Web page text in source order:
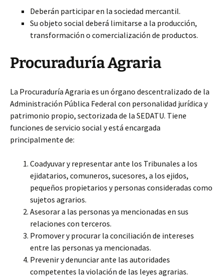
Deberán participar en la sociedad mercantil.
Su objeto social deberá limitarse a la producción,
transformación o comercialización de productos.
Procuraduría Agraria
La Procuraduría Agraria es un órgano descentralizado de la
Administración Pública Federal con personalidad jurídica y
patrimonio propio, sectorizada de la SEDATU. Tiene
funciones de servicio social y está encargada
principalmente de:
Coadyuvar y representar ante los Tribunales a los
ejidatarios, comuneros, sucesores, a los ejidos,
pequeños propietarios y personas consideradas como
sujetos agrarios.
Asesorar a las personas ya mencionadas en sus
relaciones con terceros.
Promover y procurar la conciliación de intereses
entre las personas ya mencionadas.
Prevenir y denunciar ante las autoridades
competentes la violación de las leyes agrarias.